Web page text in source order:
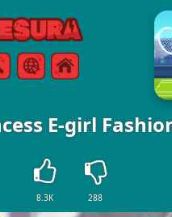
Online Games
Ponuka
E-girl
8.3K 288